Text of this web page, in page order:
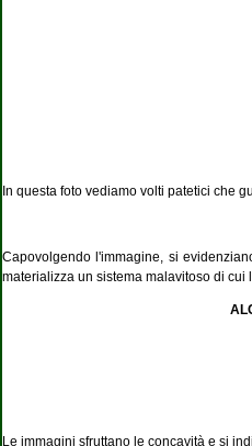
In questa foto vediamo volti patetici che
Capovolgendo l'immagine, si
materializza un sistema malavitoso di cui
Le immagini sfruttano le concavità e si